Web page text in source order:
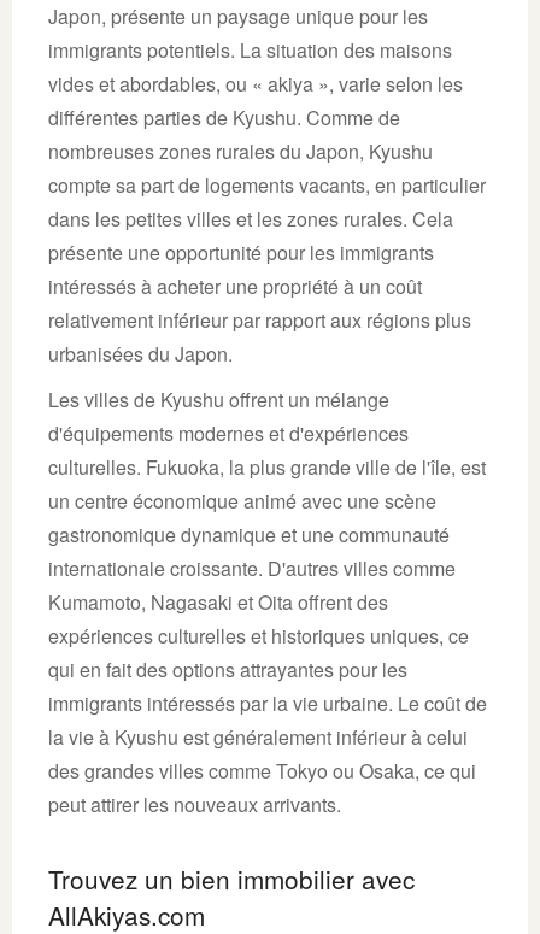
Japon, présente un paysage unique pour les
immigrants potentiels. La situation des maisons
vides et abordables, ou « akiya », varie selon les
différentes parties de Kyushu. Comme de
nombreuses zones rurales du Japon, Kyushu
compte sa part de logements vacants, en particulier
dans les petites villes et les zones rurales. Cela
présente une opportunité pour les immigrants
intéressés à acheter une propriété à un coût
relativement inférieur par rapport aux régions plus
urbanisées du Japon.
Les villes de Kyushu offrent un mélange
d'équipements modernes et d'expériences
culturelles. Fukuoka, la plus grande ville de l'île, est
un centre économique animé avec une scène
gastronomique dynamique et une communauté
internationale croissante. D'autres villes comme
Kumamoto, Nagasaki et Oita offrent des
expériences culturelles et historiques uniques, ce
qui en fait des options attrayantes pour les
immigrants intéressés par la vie urbaine. Le coût de
la vie à Kyushu est généralement inférieur à celui
des grandes villes comme Tokyo ou Osaka, ce qui
peut attirer les nouveaux arrivants.
Trouvez un bien immobilier avec
AllAkiyas.com